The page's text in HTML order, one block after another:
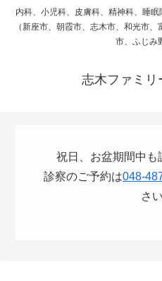
内科、小児科、皮膚科、精神科、睡
（新座市、朝霞市、志木市、和光市
市、ふじみ
志木ファミリ
祝日、お盆期間中も
診察のご予約は048-
さい